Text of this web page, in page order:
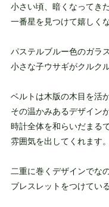
小さい頃、暗くなってき
一番星を見つけて嬉しく
パステルブルー色のガラ
小さな子ウサギがクルク
ベルトは木版の木目を活
その温かみあるデザイン
時計全体を和らいだまる
雰囲気を出してくれます。
二重に巻くデザインでな
ブレスレットをつけてい